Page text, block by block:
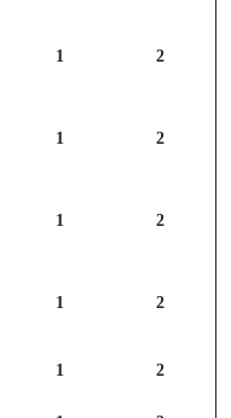
1 2
1 2
1 2
1 2
1 2